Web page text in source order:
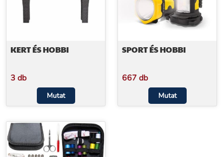
KERT ÉS HOBBI
3 db
Mutat
SPORT ÉS HOBBI
667 db
Mutat